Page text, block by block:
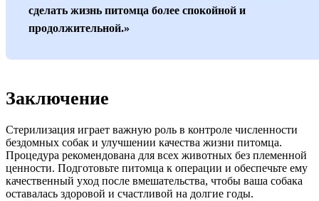
сделать жизнь питомца более спокойной и
продолжительной.»
Заключение
Стерилизация играет важную роль в контроле численности
бездомных собак и улучшении качества жизни питомца.
Процедура рекомендована для всех животных без племенной
ценности. Подготовьте питомца к операции и обеспечьте ему
качественный уход после вмешательства, чтобы ваша собака
оставалась здоровой и счастливой на долгие годы.